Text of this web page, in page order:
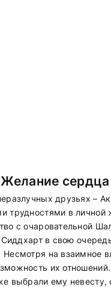
друзьях –
трудностями в
с очаровательной
в свою
на взаимное
их
выбрали ему